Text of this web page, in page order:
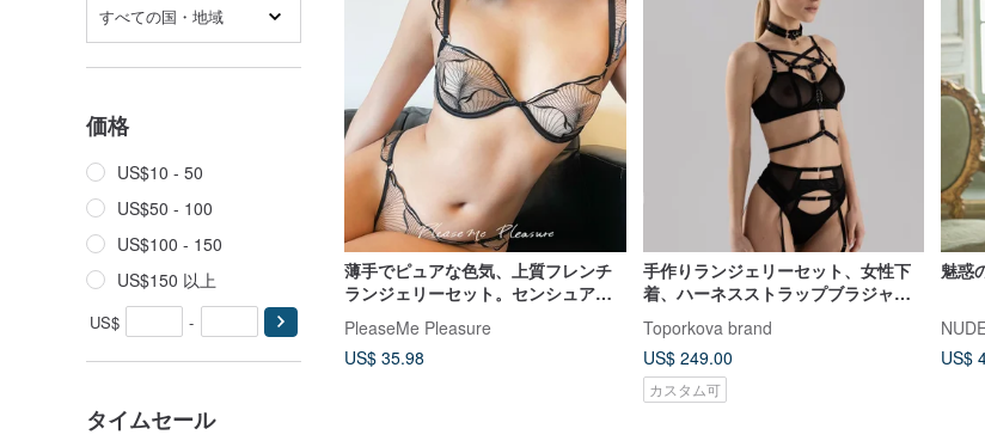
すべての国・地域
価格
US$10 - 50
US$50 - 100
US$100 - 150
US$150 以上
US$ -
タイムセール
薄手でピュアな色気、上質フレンチ
ランジェリーセット。センシュアル
ャー。
PleaseMe Pleasure
US$ 35.98
手作りランジェリーセット、女性下
着、ハーネスストラップブラジャー
Toporkova brand
US$ 249.00
カスタム可
魅惑
US$